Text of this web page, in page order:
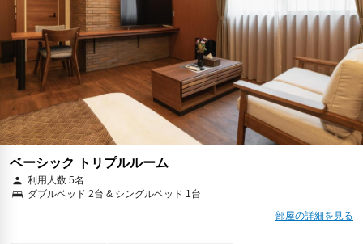
ベーシック トリプルルーム
利用人数 5名
ダブルベッド 2台 & シングルベッド 1台
部屋の詳細を見る